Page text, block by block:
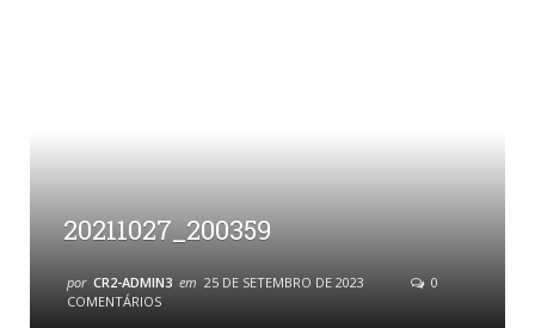
20211027_200359
por CR2-ADMIN3 em 25 DE SETEMBRO DE 2023
0
COMENTÁRIOS